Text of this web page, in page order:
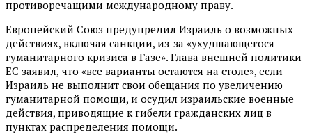
противоречащими международному праву.
Европейский Союз предупредил Израиль о возможных
действиях, включая санкции, из-за «ухудшающегося
гуманитарного кризиса в Газе». Глава внешней политики
ЕС заявил, что «все варианты остаются на столе», если
Израиль не выполнит свои обещания по увеличению
гуманитарной помощи, и осудил израильские военные
действия, приводящие к гибели гражданских лиц в
пунктах распределения помощи.